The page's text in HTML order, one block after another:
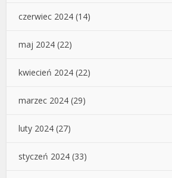
czerwiec 2024 (14)
maj 2024 (22)
kwiecień 2024 (22)
marzec 2024 (29)
luty 2024 (27)
styczeń 2024 (33)